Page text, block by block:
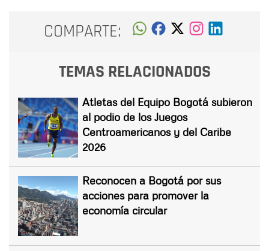
COMPARTE:
TEMAS RELACIONADOS
Atletas del Equipo Bogotá subieron
al podio de los Juegos
Centroamericanos y del Caribe
2026
Reconocen a Bogotá por sus
acciones para promover la
economía circular